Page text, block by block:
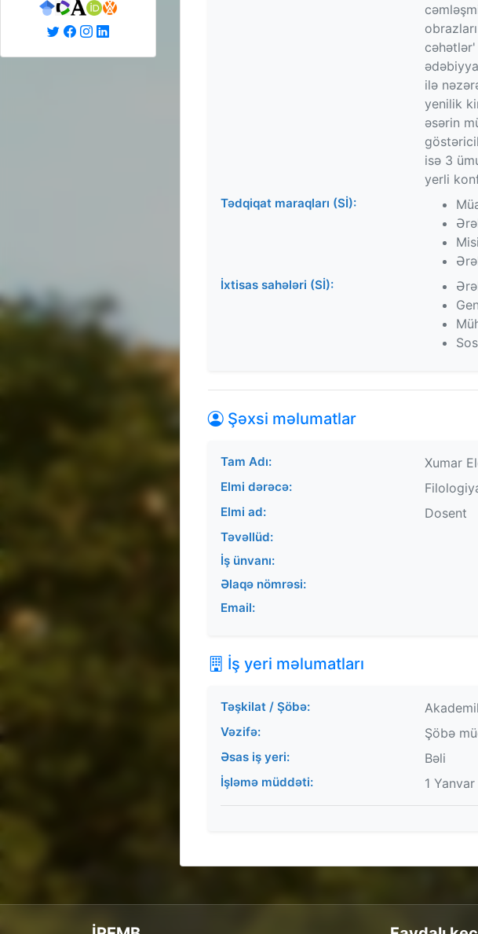
ilə
yenilik
əsərin
isə 3
yerli
Tədqiqat maraqları (Sİ):
İxtisas sahələri (Sİ):
Şəxsi məlumatlar
Tam Adı: Xumar
Elmi dərəcə:
Elmi ad: Dosent
Təvəllüd:
İş ünvanı:
Əlaqə nömrəsi:
Email:
İş yeri məlumatları
Təşkilat / Şöbə:
Vəzifə: Şöbə
Əsas iş yeri: Bəli
İşləmə müddəti: 1